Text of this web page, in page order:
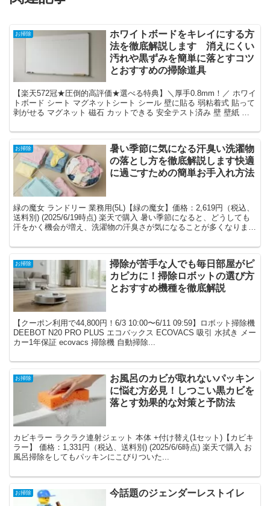
お掃除
ホワイトボードをキレイにする方
法を徹底解説します 消えにくい
汚れや黒ずみを簡単に落とすコツ
とおすすめの掃除道具
【楽天572冠★圧倒的高評価★選べる特典】＼厚手0.8mm！／ ホワイ
トボード シート マグネットシート シール 壁に貼る 弱粘着式 貼って
剥がせる マグネット 磁石 カットできる 安全テスト済み 壁 壁紙 掲
お掃除
暑い季節に気になる汗臭い洗濯物
の落とし方を徹底解説します快適
に過ごすための簡単お手入れ方法
緑の魔女 ランドリー 業務用(5L)【緑の魔女】価格：2,619円（税込、
送料別) (2025/6/19時点) 楽天で購入 暑い季節になると、どうしても
汗をかく機会が増え、洗濯物の汗臭さが気になることが多くなりま
お掃除
掃除が苦手な人でも毎日部屋がピ
カピカに！掃除ロボットの選び方
とおすすめ機種を徹底解説
【クーポン利用で44,800円！6/3 10:00〜6/11 09:59】ロボット掃除機
DEEBOT N20 PRO PLUS エコバックス ECOVACS 吸引 水拭き メー
カー1年保証 ecovacs 掃除機 自動掃除...
お掃除
お風呂のカビが取れないパッキン
に悩む方必見！しつこい黒カビを
落とす効果的な対策と予防法
カビキラー ラクラク連射ジェット 本体 +付け替え(1セット)【カビキ
ラー】 価格：1,331円（税込、送料別) (2025/6/6時点) 楽天で購入 お
風呂掃除をしてもパッキンにこびりついた...
お掃除 今話題のジェンダーレストイレ